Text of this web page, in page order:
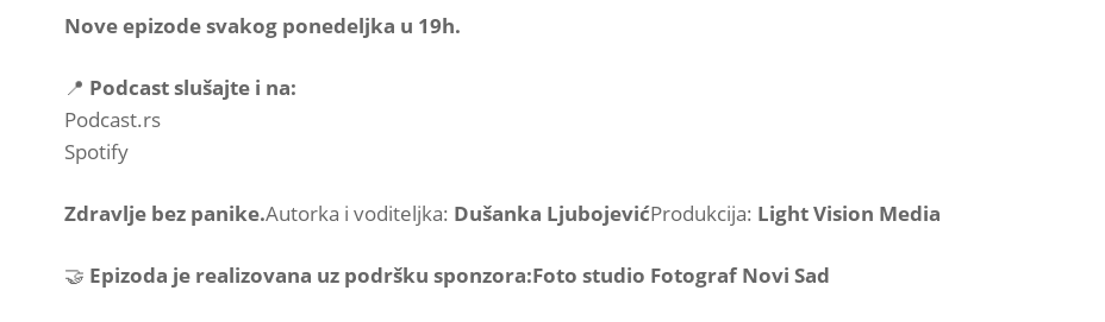
Nove epizode svakog ponedeljka u 19h.
📍 Podcast slušajte i na:
Podcast.rs
Spotify
Zdravlje bez panike.Autorka i voditeljka: Dušanka LjubojevićProdukcija: Light Vision Media
🤝 Epizoda je realizovana uz podršku sponzora:Foto studio Fotograf Novi Sad